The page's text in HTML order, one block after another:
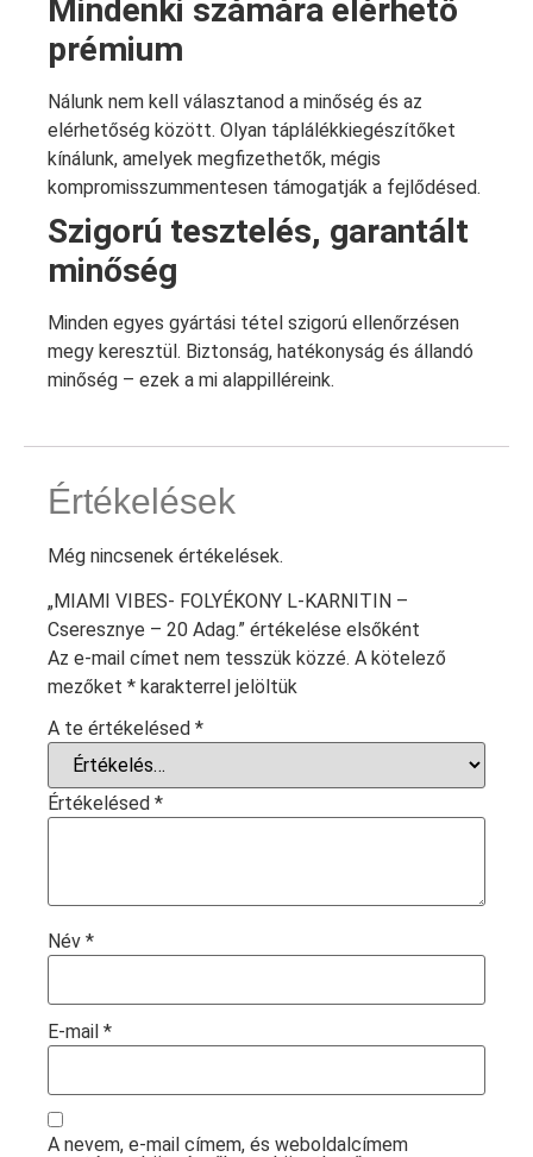
Mindenki számára elérhető
prémium
Nálunk nem kell választanod a minőség és az
elérhetőség között. Olyan táplálékkiegészítőket
kínálunk, amelyek megfizethetők, mégis
kompromisszummentesen támogatják a fejlődésed.
Szigorú tesztelés, garantált
minőség
Minden egyes gyártási tétel szigorú ellenőrzésen
megy keresztül. Biztonság, hatékonyság és állandó
minőség – ezek a mi alappilléreink.
Értékelések
Még nincsenek értékelések.
„MIAMI VIBES- FOLYÉKONY L-KARNITIN –
Cseresznye – 20 Adag.” értékelése elsőként
Az e-mail címet nem tesszük közzé. A kötelező
mezőket * karakterrel jelöltük
A te értékelésed *
Értékelésed *
Név *
E-mail *
A nevem, e-mail címem, és weboldalcímem